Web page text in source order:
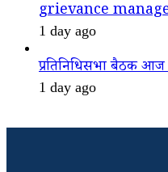
grievance
1 day ago
प्रतिनिधिसभा बैठक
1 day ago